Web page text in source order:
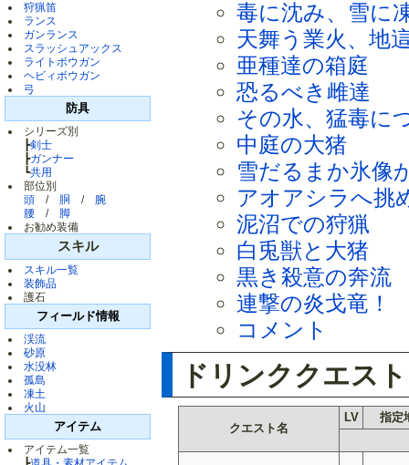
狩猟笛
ランス
ガンランス
スラッシュアックス
ライトボウガン
ヘビィボウガン
弓
防具
シリーズ別
┣剣士
┣ガンナー
┗共用
部位別
頭 / 胴 / 腕
腰 / 脚
お勧め装備
スキル
スキル一覧
装飾品
護石
フィールド情報
渓流
砂原
水没林
孤島
凍土
火山
アイテム
アイテム一覧
毒に沈み、雪に
天舞う業火、地
亜種達の箱庭
恐るべき雌達
その水、猛毒に
中庭の大猪
雪だるまか氷像
アオアシラへ挑
泥沼での狩猟
白兎獣と大猪
黒き殺意の奔流
連撃の炎戈竜！
コメント
ドリンククエス
クエスト名
LV 指定